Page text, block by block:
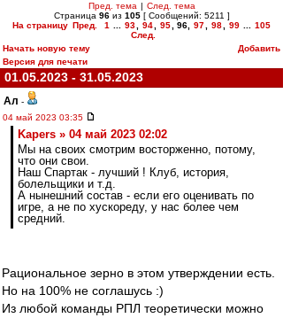
Пред. тема | След. тема
Страница 96из 105[ Сообщений: 5211 ]
На страницу Пред. 1 93 94 95 96 97 98 99
105
След.
Начать новую тему
Добавить
Версия для печати
01.05.2023 - 31.05.2023
Ал -
04 май 2023 03:35
Kapers » 04 май 2023 02:02
Мы на своих смотрим восторженно, потому,
что они свои.
Наш Спартак - лучший ! Клуб, история,
болельщики и т.д.
А нынешний состав - если его оценивать по
игре, а не по хускореду, у нас более чем
средний.
Рациональное зерно в этом утверждении есть.
Но на 100% не соглашусь :)
Из любой команды РПЛ теоретически можно